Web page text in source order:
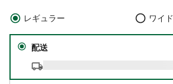
レギュラー ワイド
配送